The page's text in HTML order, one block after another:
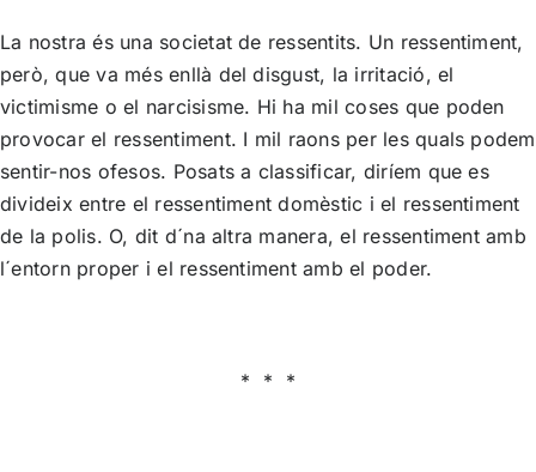
La nostra és una societat de ressentits. Un ressentiment,
però, que va més enllà del disgust, la irritació, el
victimisme o el narcisisme. Hi ha mil coses que poden
provocar el ressentiment. I mil raons per les quals podem
sentir-nos ofesos. Posats a classificar, diríem que es
divideix entre el ressentiment domèstic i el ressentiment
de la polis. O, dit d´na altra manera, el ressentiment amb
l´entorn proper i el ressentiment amb el poder.
* * *